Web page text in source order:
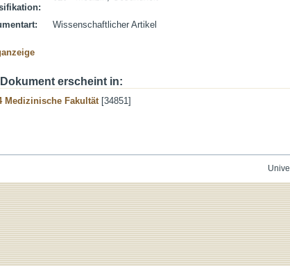
Wissenschaftlicher Artikel
Dokument erscheint in:
Medizinische Fakultät[34851]